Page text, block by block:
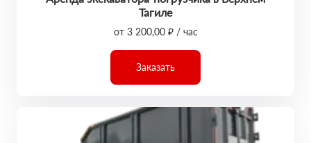
Тагиле
от 3 200,00 ₽ / час
Заказать